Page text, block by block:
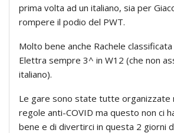
prima volta ad un italiano, sia per
rompere il podio del PWT.
Molto bene anche Rachele
Elettra sempre 3^ in W12 (che non
italiano).
Le gare sono state tutte organizzate
regole anti-COVID ma questo non ci
bene e di divertirci in questa 2 giorni